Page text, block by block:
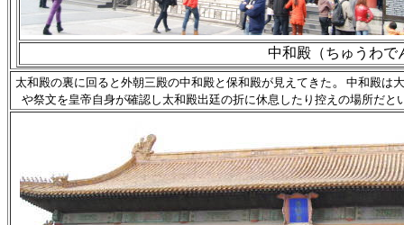
中和殿（ちゅうわで
太和殿の裏に回ると外朝三殿の中和殿と 保和殿が見えてきた 。 中和殿は
や祭文を皇帝自身が確認し太和殿出廷の折に休息したり控えの場所だと